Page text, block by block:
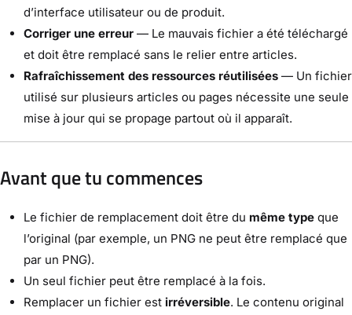
d’interface utilisateur ou de produit.
Corriger une erreur — Le mauvais fichier a été téléchargé
et doit être remplacé sans le relier entre articles.
Rafraîchissement des ressources réutilisées — Un fichier
utilisé sur plusieurs articles ou pages nécessite une seule
mise à jour qui se propage partout où il apparaît.
Avant que tu commences
Le fichier de remplacement doit être du même type que
l’original (par exemple, un PNG ne peut être remplacé que
par un PNG).
Un seul fichier peut être remplacé à la fois.
Remplacer un fichier est irréversible. Le contenu original